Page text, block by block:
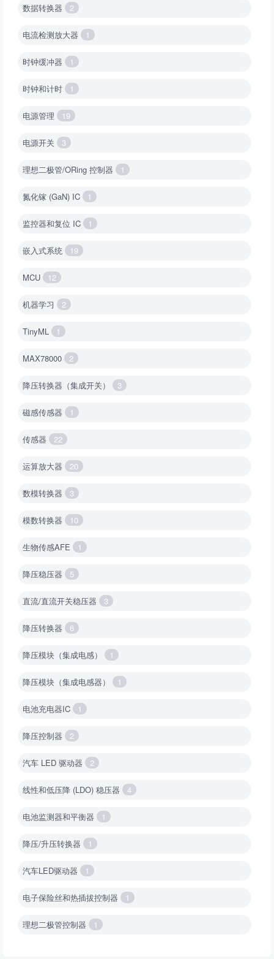
数据转换器 2
电流检测放大器 1
时钟缓冲器 1
时钟和计时 1
电源管理 19
电源开关 3
理想二极管/ORing 控制器 1
氮化镓 (GaN) IC 1
监控器和复位 IC 1
嵌入式系统 19
MCU 12
机器学习 2
TinyML 1
MAX78000 2
降压转换器（集成开关） 3
磁感传感器 1
传感器 22
运算放大器 20
数模转换器 3
模数转换器 10
生物传感AFE 1
降压稳压器 5
直流/直流开关稳压器 3
降压转换器 6
降压模块（集成电感） 1
降压模块（集成电感器） 1
电池充电器IC 1
降压控制器 2
汽车 LED 驱动器 2
线性和低压降 (LDO) 稳压器 4
电池监测器和平衡器 1
降压/升压转换器 1
汽车LED驱动器 1
电子保险丝和热插拔控制器 1
理想二极管控制器 1